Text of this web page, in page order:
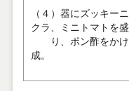
（４）器にズッキー
クラ、ミニトマトを盛
り、ポン酢をかけ
成。